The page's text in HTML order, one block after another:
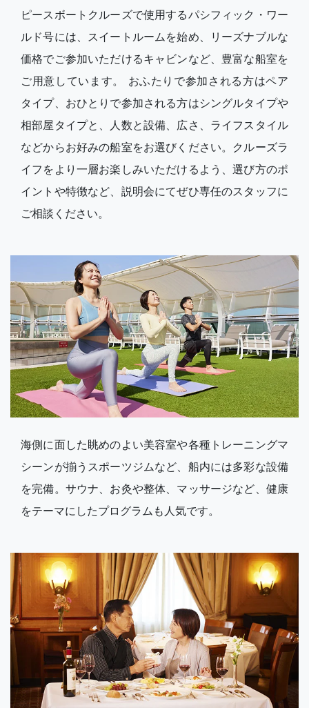
ピースボートクルーズで使用するパシフィック・ワー
ルド号には、スイートルームを始め、リーズナブルな
価格でご参加いただけるキャビンなど、豊富な船室を
ご用意しています。 おふたりで参加される方はペア
タイプ、おひとりで参加される方はシングルタイプや
相部屋タイプと、人数と設備、広さ、ライフスタイル
などからお好みの船室をお選びください。クルーズラ
イフをより一層お楽しみいただけるよう、選び方のポ
イントや特徴など、説明会にてぜひ専任のスタッフに
ご相談ください。
海側に面した眺めのよい美容室や各種トレーニングマ
シーンが揃うスポーツジムなど、船内には多彩な設備
を完備。サウナ、お灸や整体、マッサージなど、健康
をテーマにしたプログラムも人気です。